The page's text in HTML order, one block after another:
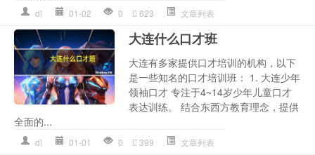
dl 01-02 0 623 文章列表
大连什么口才班
大连有多家提供口才培训的机构，以下
是一些知名的口才培训班： 1. 大连少年
领袖口才 专注于4~14岁少年儿童口才
表达训练。 结合东西方教育理念，提供
全面的...
dl 01-01 0 399 文章列表